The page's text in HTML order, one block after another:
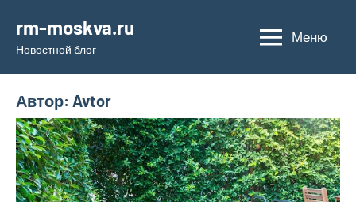
содержимому
rm-moskva.ru
Новостной блог
Меню
Автор: Avtor